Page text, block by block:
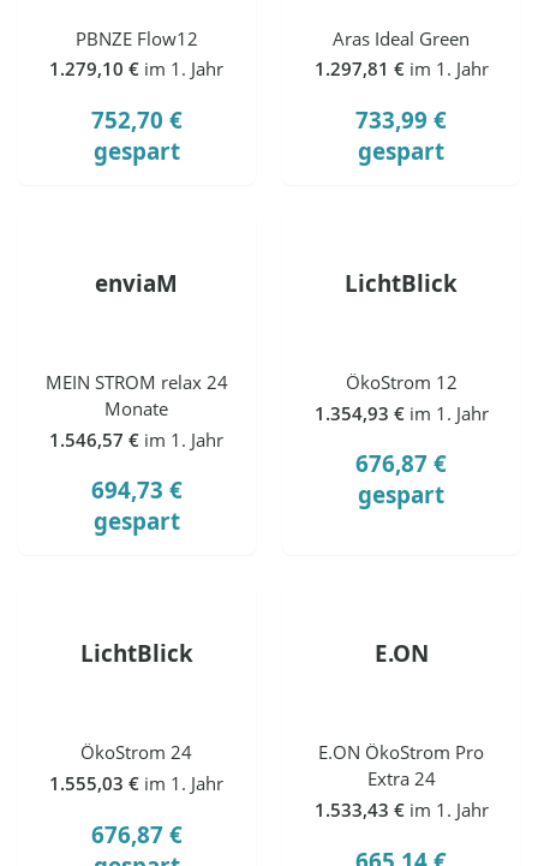
PBNZE Flow12
1.279,10 € im 1. Jahr
752,70 €
gespart
Aras Ideal Green
1.297,81 € im 1. Jahr
733,99 €
gespart
enviaM
MEIN STROM relax 24
Monate
1.546,57 € im 1. Jahr
694,73 €
gespart
LichtBlick
ÖkoStrom 12
1.354,93 € im 1. Jahr
676,87 €
gespart
LichtBlick
ÖkoStrom 24
1.555,03 € im 1. Jahr
676,87 €
E.ON
E.ON ÖkoStrom Pro
Extra 24
1.533,43 € im 1. Jahr